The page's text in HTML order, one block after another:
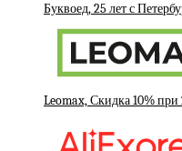
Буквоед, 25 лет с
Leomax, Скидка 10%